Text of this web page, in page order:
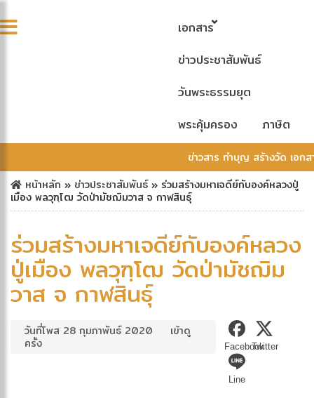
เอกสาร
ข่าวประชาสัมพันธ์
วันพระธรรมยุต
พระคุ้มครอง
ภาษิต
ข่าวสาร ทำบุญ สร้างวัด เอกส
หน้าหลัก » ข่าวประชาสัมพันธ์» ร่วมสร้างมหาเจดีย์กับองค์หลวงปู่
เมือง พลวุฑฺโฒ วัดป่ามัชฌิมวาส จ กาฬสินธุ์
ร่วมสร้างมหาเจดีย์กับองค์หลวง
ปู่เมือง พลวุฑฺโฒ วัดป่ามัชฌิม
วาส จ กาฬสินธุ์
วันที่โพส 28 กุมภาพันธ์ 2020
เข้าดู
ครั้ง
FacebookTwitter
Line